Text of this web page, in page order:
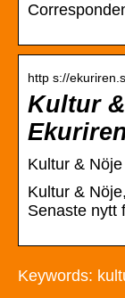
http s://
Kultur
Kultur &
Kultur &
Senaste nytt
Keywords: